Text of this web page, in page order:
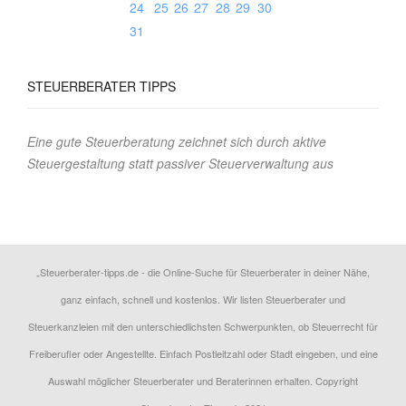
24 25 26 27 28 29 30
31
STEUERBERATER TIPPS
Eine gute Steuerberatung zeichnet sich durch aktive
Steuergestaltung statt passiver Steuerverwaltung aus
„Steuerberater-tipps.de - die Online-Suche für Steuerberater in deiner Nähe,
ganz einfach, schnell und kostenlos. Wir listen Steuerberater und
Steuerkanzleien mit den unterschiedlichsten Schwerpunkten, ob Steuerrecht für
Freiberufler oder Angestellte. Einfach Postleitzahl oder Stadt eingeben, und eine
Auswahl möglicher Steuerberater und Beraterinnen erhalten. Copyright